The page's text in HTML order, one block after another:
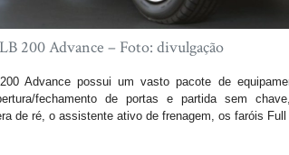
200 Advance – Foto: divulgação
Advance possui um vasto pacote de
fechamento de portas e partida sem
de ré, o assistente ativo de frenagem, os faróis